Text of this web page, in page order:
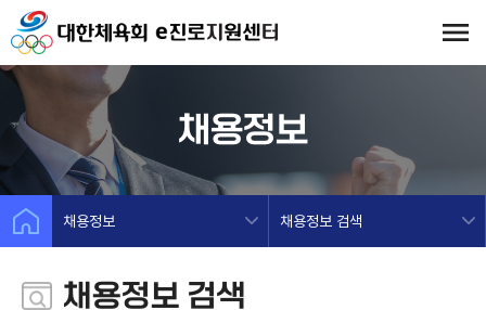
채용정보
채용정보 채용정보 검색
채용정보 검색